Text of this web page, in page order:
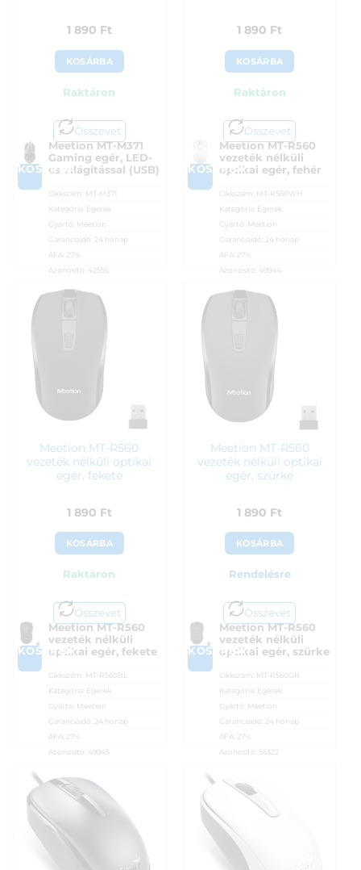
1 890 Ft
KOSÁRBA
Raktáron
Összevet
KOSÁRBA
Meetion MT-M371
Gaming egér, LED-
es világítással (USB)
Cikkszám: MT-M371
Kategória: Egerek
Gyártó: Meetion
Garanciaidő: 24 hónap
ÁFA: 27%
Azonosító: 42556
1 890 Ft
1 890 Ft
KOSÁRBA
Raktáron
Összevet
KOSÁRBA
Meetion MT-R560
vezeték nélküli
optikai egér, fehér
Cikkszám: MT-R560WH
Kategória: Egerek
Gyártó: Meetion
Garanciaidő: 24 hónap
ÁFA: 27%
Azonosító: 49944
1 890 Ft
Meetion MT-R560
vezeték nélküli optikai
egér, fekete
1 890 Ft
KOSÁRBA
Raktáron
Összevet
KOSÁRBA
Meetion MT-R560
vezeték nélküli
optikai egér, fekete
Cikkszám: MT-R560BL
Kategória:
Egerek
Gyártó: Meetion
Garanciaidő: 24 hónap
ÁFA: 27%
Azonosító: 49945
1 890Ft
Meetion MT-R560
vezeték nélküli optikai
egér, szürke
1 890 Ft
KOSÁRBA
Rendelésre
Összevet
KOSÁRBA
Meetion MT-R560
vezeték nélküli
optikai egér, szürke
Cikkszám: MT-R560GR
Kategória:
Egerek
Gyártó: Meetion
Garanciaidő: 24 hónap
ÁFA: 27%
Azonosító: 56322